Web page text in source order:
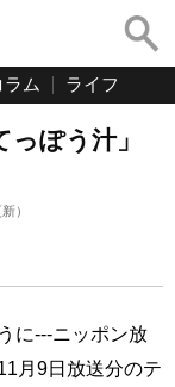
ラム ライフ
ぽう汁」
）
に---ニッポン放
月9日放送分のテ